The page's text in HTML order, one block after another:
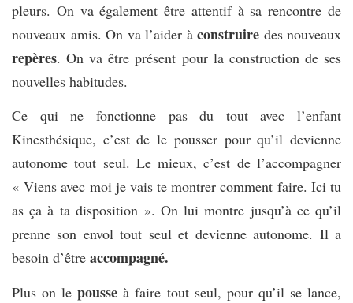
pleurs. On va également être attentif à sa rencontre de
nouveaux amis. On va l’aider à construire des nouveaux
repères. On va être présent pour la construction de ses
nouvelles habitudes.
Ce qui ne fonctionne pas du tout avec l’enfant
Kinesthésique, c’est de le pousser pour qu’il devienne
autonome tout seul. Le mieux, c’est de l’accompagner
« Viens avec moi je vais te montrer comment faire. Ici tu
as ça à ta disposition ». On lui montre jusqu’à ce qu’il
prenne son envol tout seul et devienne autonome. Il a
besoin d’être accompagné.
Plus on lepousse à faire tout seul, pour qu’il se lance,